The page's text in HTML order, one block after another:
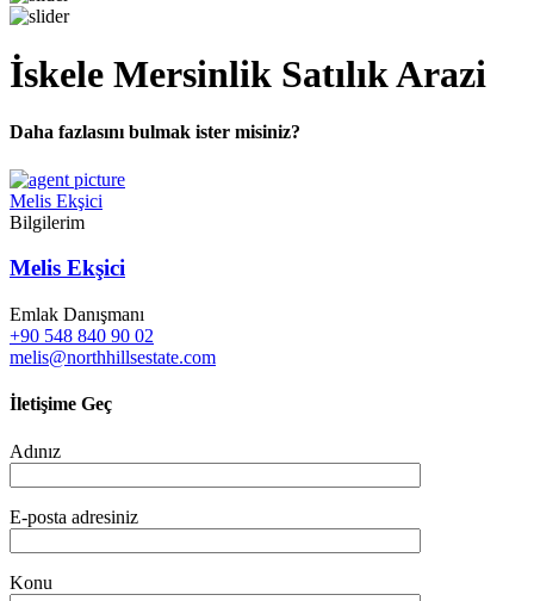
İskele Mersinlik Satılık Arazi
Daha fazlasını bulmak ister misiniz?
Melis Ekşici
Bilgilerim
Melis Ekşici
Emlak Danışmanı
+90 548 840 90 02
melis@northhillsestate.com
İletişime Geç
Adınız
E-posta adresiniz
Konu